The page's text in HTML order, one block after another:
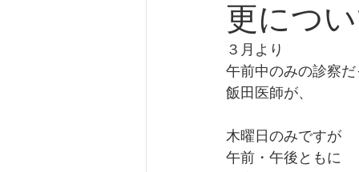
更につ
３月より
午前中のみの診察だ
飯田医師が、
木曜日のみですが
午前・午後ともに